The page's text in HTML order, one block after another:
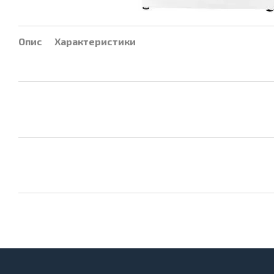
Опис Характеристики